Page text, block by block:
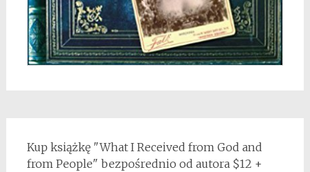
Kup książkę "What I Received from God and
from People" bezpośrednio od autora $12 +